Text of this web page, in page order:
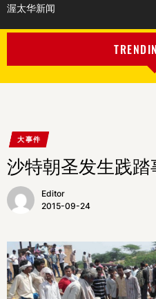
渥太华新闻
大事件
沙特朝圣发生践踏
Editor
2015-09-24